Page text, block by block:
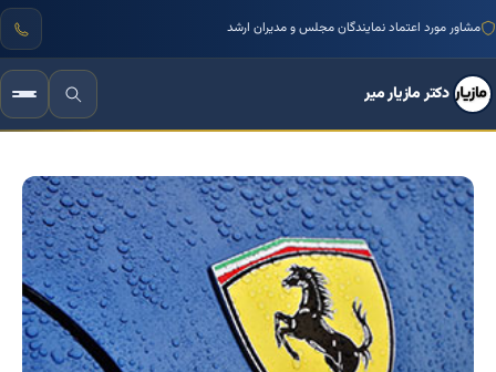
مشاور مورد اعتماد نمایندگان مجلس و مدیران ارشد
دکتر مازیار میر